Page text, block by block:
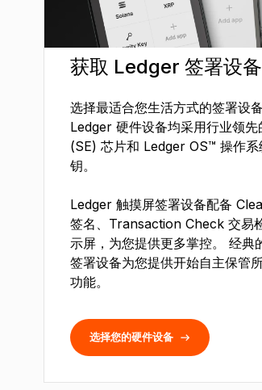
获取 Ledger 签署设备
选择最适合您生活方式的签署设
Ledger 硬件设备均采用行业领先
(SE) 芯片和 Ledger OS™ 操作系
钥。
Ledger 触摸屏签署设备配备
签名、Transaction Check 交易
示屏，为您提供更多掌控。 经典
签署设备为您提供开始自主保管
功能。
选择您的硬件设备